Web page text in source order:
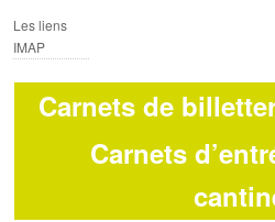
Les liens
IMAP
Carnets de
Carnets